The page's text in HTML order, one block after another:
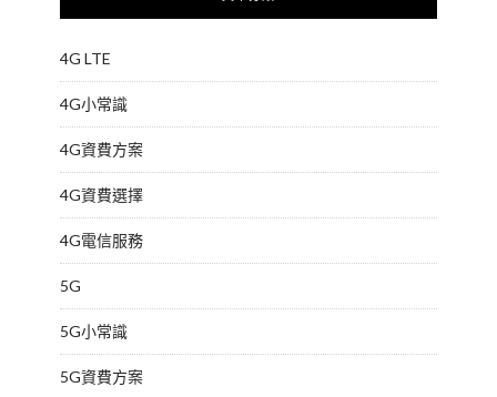
4G LTE
4G小常識
4G資費方案
4G資費選擇
4G電信服務
5G
5G小常識
5G資費方案